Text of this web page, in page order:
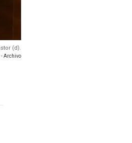
(d).
Archivo